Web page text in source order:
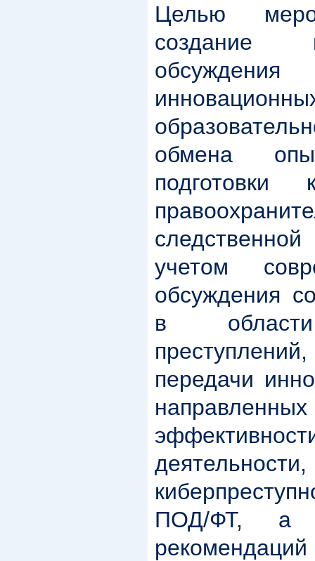
Целью
создание
обмена
учетом
обсуждения
в области
передачи
ПОД/ФТ, а